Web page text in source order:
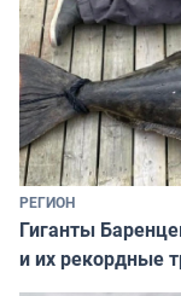
РЕГИОН
Гиганты
и их рекордные